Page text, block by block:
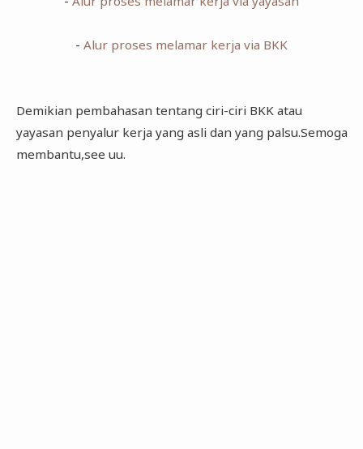
- Alur proses melamar kerja via BKK
Demikian pembahasan tentang ciri-ciri BKK atau
yayasan penyalur kerja yang asli dan yang palsu.Semoga
membantu,see uu.